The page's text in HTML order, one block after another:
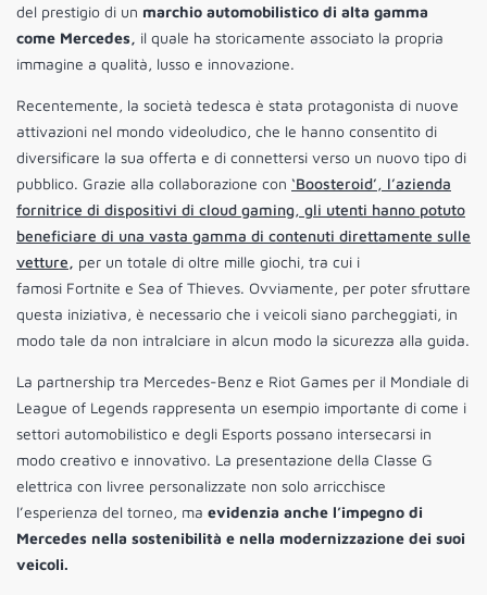
del prestigio di un marchio automobilistico di alta gamma
come Mercedes, il quale ha storicamente associato la propria
immagine a qualità, lusso e innovazione.
Recentemente, la società tedesca è stata protagonista di nuove
attivazioni nel mondo videoludico, che le hanno consentito di
diversificare la sua offerta e di connettersi verso un nuovo tipo di
pubblico. Grazie alla collaborazione con ‘Boosteroid’, l’azienda
fornitrice di dispositivi di cloud gaming, gli utenti hanno potuto
beneficiare di una vasta gamma di contenuti direttamente sulle
vetture, per un totale di oltre mille giochi, tra cui i
famosi Fortnite e Sea of Thieves. Ovviamente, per poter sfruttare
questa iniziativa, è necessario che i veicoli siano parcheggiati, in
modo tale da non intralciare in alcun modo la sicurezza alla guida.
La partnership tra Mercedes-Benz e Riot Games per il Mondiale di
League of Legends rappresenta un esempio importante di come i
settori automobilistico e degli Esports possano intersecarsi in
modo creativo e innovativo. La presentazione della Classe G
elettrica con livree personalizzate non solo arricchisce
l’esperienza del torneo, ma evidenzia anche l’impegno di
Mercedes nella sostenibilità e nella modernizzazione dei suoi
veicoli.